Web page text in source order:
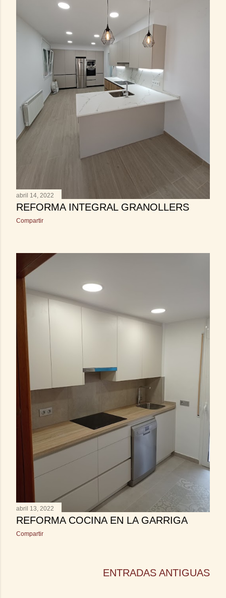
abril 14, 2022
REFORMA INTEGRAL GRANOLLERS
Compartir
abril 13, 2022
REFORMA COCINA EN LA GARRIGA
Compartir
ENTRADAS ANTIGUAS